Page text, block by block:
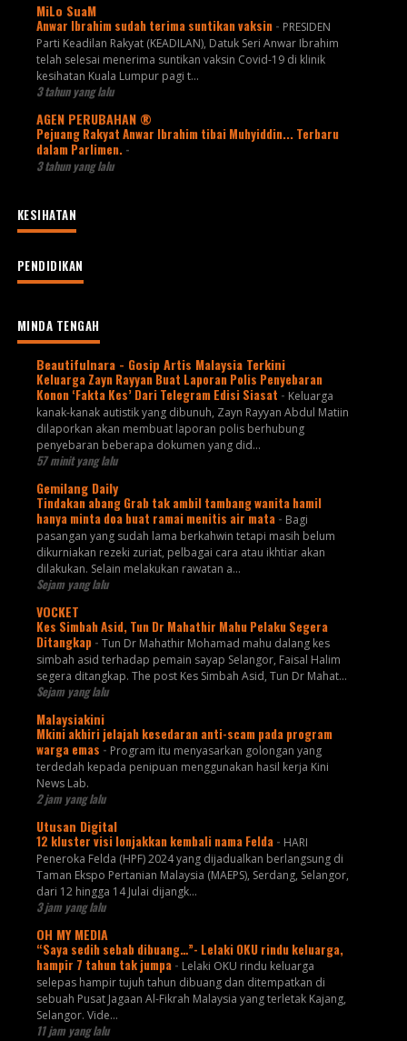
MiLo SuaM
Anwar Ibrahim sudah terima suntikan vaksin - PRESIDEN
Parti Keadilan Rakyat (KEADILAN), Datuk Seri Anwar Ibrahim
telah selesai menerima suntikan vaksin Covid-19 di klinik
kesihatan Kuala Lumpur pagi t...
3 tahun yang lalu
AGEN PERUBAHAN ®
Pejuang Rakyat Anwar Ibrahim tibai Muhyiddin... Terbaru
dalam Parlimen. -
3 tahun yang lalu
KESIHATAN
PENDIDIKAN
MINDA TENGAH
Beautifulnara - Gosip Artis Malaysia Terkini
Keluarga Zayn Rayyan Buat Laporan Polis Penyebaran
Konon ‘Fakta Kes’ Dari Telegram Edisi Siasat - Keluarga
kanak-kanak autistik yang dibunuh, Zayn Rayyan Abdul Matiin
dilaporkan akan membuat laporan polis berhubung
penyebaran beberapa dokumen yang did...
57 minit yang lalu
Gemilang Daily
Tindakan abang Grab tak ambil tambang wanita hamil
hanya minta doa buat ramai menitis air mata - Bagi
pasangan yang sudah lama berkahwin tetapi masih belum
dikurniakan rezeki zuriat, pelbagai cara atau ikhtiar akan
dilakukan. Selain melakukan rawatan a...
Sejam yang lalu
VOCKET
Kes Simbah Asid, Tun Dr Mahathir Mahu Pelaku Segera
Ditangkap - Tun Dr Mahathir Mohamad mahu dalang kes
simbah asid terhadap pemain sayap Selangor, Faisal Halim
segera ditangkap. The post Kes Simbah Asid, Tun Dr Mahat...
Sejam yang lalu
Malaysiakini
Mkini akhiri jelajah kesedaran anti-scam pada program
warga emas - Program itu menyasarkan golongan yang
terdedah kepada penipuan menggunakan hasil kerja Kini
News Lab.
2 jam yang lalu
Utusan Digital
12 kluster visi lonjakkan kembali nama Felda - HARI
Peneroka Felda (HPF) 2024 yang dijadualkan berlangsung di
Taman Ekspo Pertanian Malaysia (MAEPS), Serdang, Selangor,
dari 12 hingga 14 Julai dijangk...
3 jam yang lalu
OH MY MEDIA
“Saya sedih sebab dibuang…”- Lelaki OKU rindu keluarga,
hampir 7 tahun tak jumpa - Lelaki OKU rindu keluarga
selepas hampir tujuh tahun dibuang dan ditempatkan di
sebuah Pusat Jagaan Al-Fikrah Malaysia yang terletak Kajang,
Selangor. Vide...
11 jam yang lalu